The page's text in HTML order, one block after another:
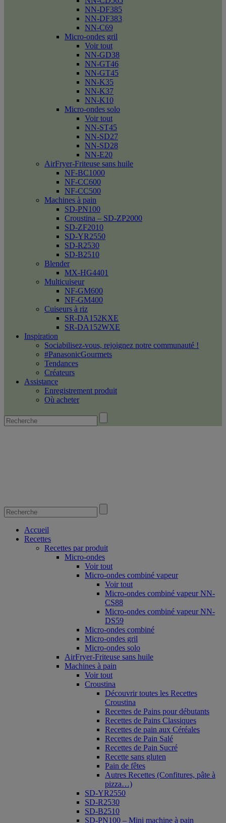
NN-DF385
NN-DF383
NN-C69
Micro-ondes gril
Voir tout
NN-GD38
NN-GT46
NN-GT45
NN-K35
NN-K37
NN-K10
Micro-ondes solo
Voir tout
NN-ST45
NN-SD27
NN-SD28
NN-E20
AirFryer-Friteuse sans huile
NF-BC1000
NF-CC600
NF-CC500
Machines à pain
SD-PN100
Croustina – SD-ZP2000
SD-ZF2010
SD-YR2550
SD-R2530
SD-B2510
Blender
MX-HG4401
Multicuiseur
NF-GM600
NF-GM400
Cuiseurs à riz
SR-DA152KXE
SR-DA152WXE
Inspiration
Sociabilisez-vous, rejoignez notre communauté !
#PanasonicGourmets
Tendances
Créateurs
Assistance
Enregistrement produit
Où acheter
Accueil
Recettes
Recettes par produit
Micro-ondes
Voir tout
Micro-ondes combiné vapeur
Voir tout
Micro-ondes combiné vapeur NN-
CS88
Micro-ondes combiné vapeur NN-
DS59
Micro-ondes combiné
Micro-ondes gril
Micro-ondes solo
AirFryer-Friteuse sans huile
Machines à pain
Voir tout
Croustina
Découvrir toutes les Recettes
Croustina
Recettes de Pains pour débutants
Recettes de Pains Classiques
Recettes de pain aux Céréales
Recettes de Pain Salé
Recettes de Pain Sucré
Recette sans gluten
Pain de fêtes
Autres Recettes (Confitures, pâte à
pizza…)
SD-YR2550
SD-R2530
SD-B2510
SD-PN100 – Mini machine à pain